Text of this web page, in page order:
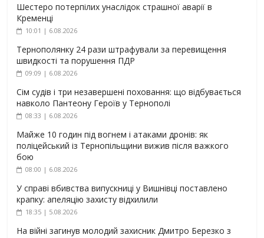
Шестеро потерпілих унаслідок страшної аварії в
Кременці
10:01 | 6.08.2026
Тернополянку 24 рази штрафували за перевищення
швидкості та порушення ПДР
09:09 | 6.08.2026
Сім судів і три незавершені поховання: що відбувається
навколо Пантеону Героїв у Тернополі
08:33 | 6.08.2026
Майже 10 годин під вогнем і атаками дронів: як
поліцейський із Тернопільщини вижив після важкого
бою
08:00 | 6.08.2026
У справі вбивства випускниці у Вишнівці поставлено
крапку: апеляцію захисту відхилили
18:35 | 5.08.2026
На війні загинув молодий захисник Дмитро Березко з